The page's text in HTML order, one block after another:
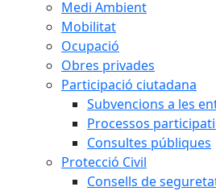
Medi Ambient
Mobilitat
Ocupació
Obres privades
Participació ciutadana
Subvencions a les
Processos
Consultes públiques
Protecció Civil
Consells de